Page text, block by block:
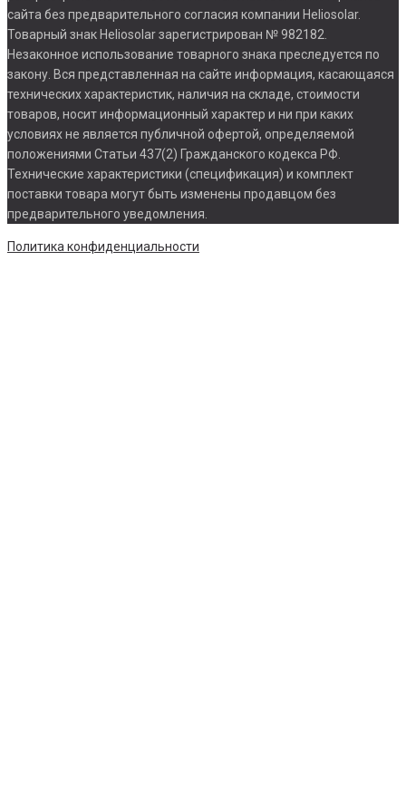
сайта без предварительного согласия компании Heliosolar.
Товарный знак Heliosolar зарегистрирован № 982182.
Незаконное использование товарного знака преследуется по
закону. Вся представленная на сайте информация, касающаяся
технических характеристик, наличия на складе, стоимости
товаров, носит информационный характер и ни при каких
условиях не является публичной офертой, определяемой
положениями Статьи 437(2) Гражданского кодекса РФ.
Технические характеристики (спецификация) и комплект
поставки товара могут быть изменены продавцом без
предварительного уведомления.
Политика конфиденциальности